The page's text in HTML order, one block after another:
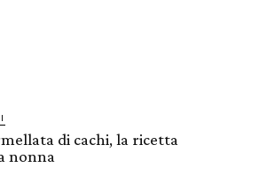
di cachi, la ricetta
nonna